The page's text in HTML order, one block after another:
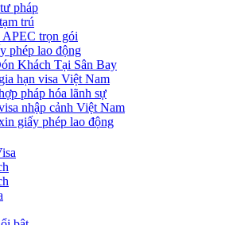
pháp
trú
trọn gói
phép lao động
Khách Tại Sân Bay
hạn visa Việt Nam
pháp hóa lãnh sự
nhập cảnh Việt Nam
giấy phép lao động